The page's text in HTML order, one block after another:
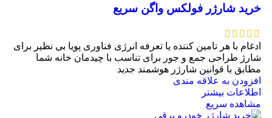
خرید شارژر فولکس واگن سریع
ادغام با هر تامین کننده یا تعرفه انرژی فناوری پویا بی نظیر برای
شارژ طراحی جمع و جور برای تناسب با چیدمان خانه شما
مطابق با قوانین شارژر هوشمند جدید
افزودن به علاقه مندی
اطلاعات بیشتر
مشاهده سریع